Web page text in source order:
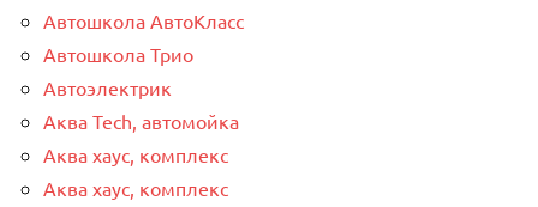
Автошкола АвтоКласс
Автошкола Трио
Автоэлектрик
Аква Tech, автомойка
Аква хаус, комплекс
Аква хаус, комплекс